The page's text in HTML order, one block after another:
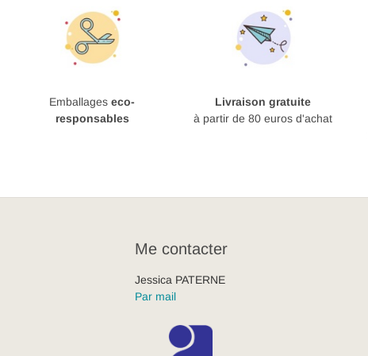
Emballages eco-
responsables
Livraison gratuite
à partir de 80 euros d'achat
Me contacter
Jessica PATERNE
Par mail